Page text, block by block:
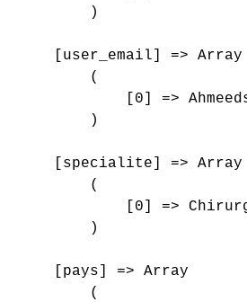
        )
    [user_email] => Array
        (
[0] =>
        )
    [specialite] => Array
        (
[0] =>
        )
    [pays] => Array
        (